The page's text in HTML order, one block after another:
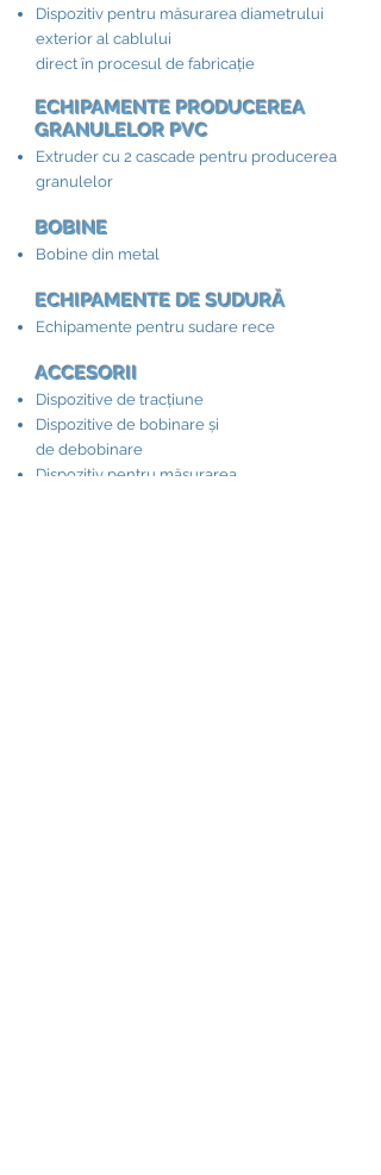
Dispozitiv pentru măsurarea diametrului
exterior al cablului
direct în procesul de fabricație
ECHIPAMENTE PRODUCEREA
GRANULELOR PVC
Extruder cu 2 cascade pentru producerea
granulelor
BOBINE
Bobine din metal
ECHIPAMENTE DE SUDURĂ
Echipamente pentru sudare rece
ACCESORII​
Dispozitive de tracțiune
Dispozitive de bobinare și
de debobinare
Dispozitiv pentru măsurarea